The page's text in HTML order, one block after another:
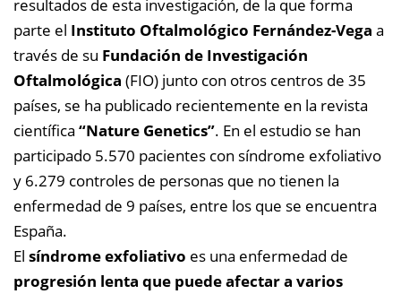
resultados de esta investigación, de la que forma
parte el Instituto Oftalmológico Fernández-Vega a
través de su Fundación de Investigación
Oftalmológica (FIO) junto con otros centros de 35
países, se ha publicado recientemente en la revista
científica “Nature Genetics”. En el estudio se han
participado 5.570 pacientes con síndrome exfoliativo
y 6.279 controles de personas que no tienen la
enfermedad de 9 países, entre los que se encuentra
España.
El síndrome exfoliativo es una enfermedad de
progresión lenta que puede afectar a varios